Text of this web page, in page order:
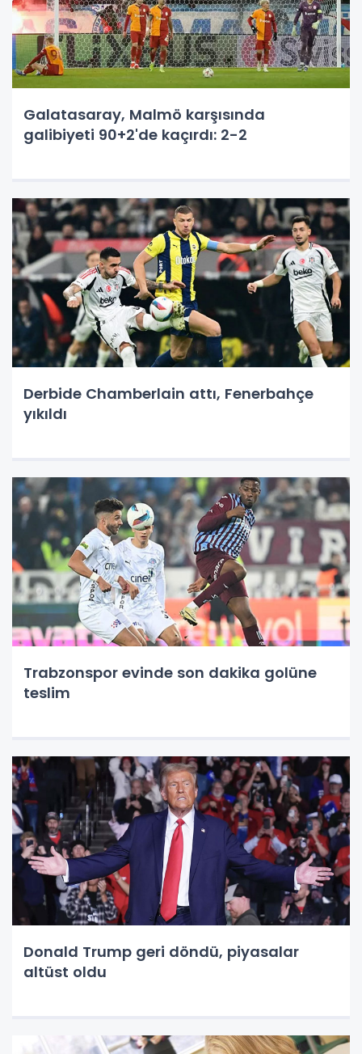
Galatasaray, Malmö karşısında
galibiyeti 90+2'de kaçırdı: 2-2
Derbide Chamberlain attı, Fenerbahçe
yıkıldı
Trabzonspor evinde son dakika golüne
teslim
Donald Trump geri döndü, piyasalar
altüst oldu